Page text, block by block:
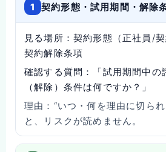
1 契約形態・試用期間・解除
見る場所： 契約形態（正社員/
契約解除条項
確認する質問：
「試用期間中
（解除）条件は何ですか？」
理由： “いつ・何を理由に切ら
と、リスクが読めません。